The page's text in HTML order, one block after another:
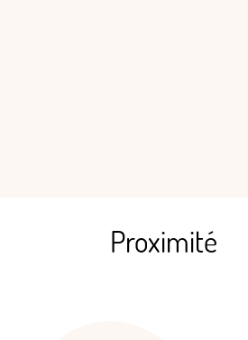
Proximité